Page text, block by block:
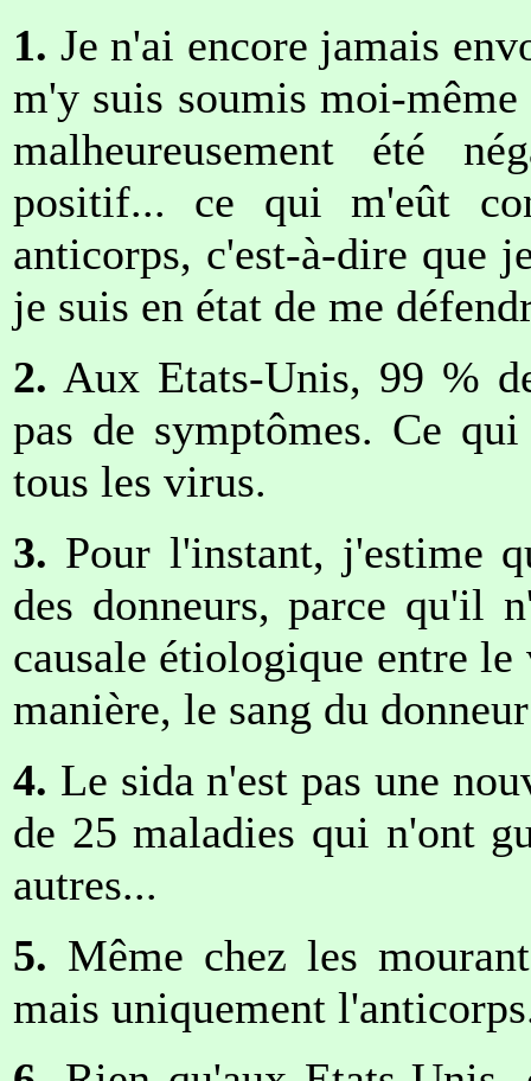
1. Je n'ai encore jamais
m'y suis soumis moi-
malheureusement été
positif... ce qui m'eût
anticorps, c'est-à-dire que
je suis en état de me
2. Aux Etats-Unis, 99 %
pas de symptômes. Ce
tous les virus.
3. Pour l'instant, j'estime
des donneurs, parce qu'il
causale étiologique entre
manière, le sang du
4. Le sida n'est pas une
de 25 maladies qui n'ont
autres...
5. Même chez les
mais uniquement